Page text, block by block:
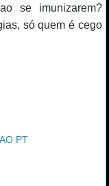
se imunizarem?
só quem é cego
PT